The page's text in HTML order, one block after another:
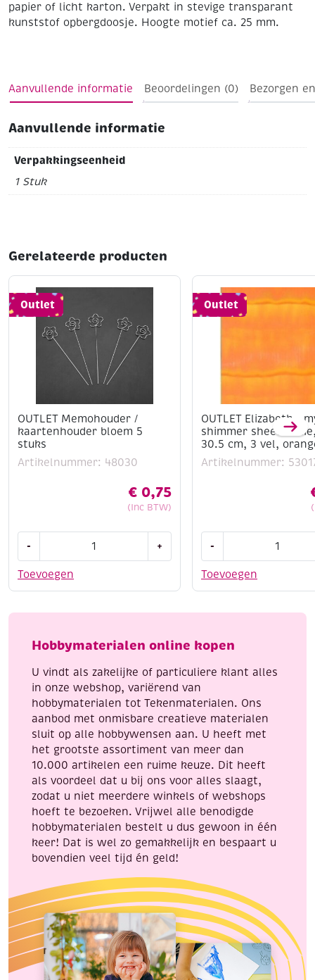
papier of licht karton. Verpakt in stevige transparant
kunststof opbergdoosje. Hoogte motief ca. 25 mm.
Aanvullende informatie Beoordelingen (0) Bezorgen
Aanvullende informatie
Verpakkingseenheid
1 Stuk
Gerelateerde producten
Outlet
OUTLET Memohouder /
kaartenhouder bloem 5
stuks
Artikelnummer: 48030
€ 0,75
(Inc BTW)
Toevoegen
-
/
5
aantal
+
Outlet
OUTLET Elizabeth –
shimmer sheetz
30.5 cm, 3 vel,
Artikelnummer:
Toevoegen
-
-
sheetz
12.5
30.5
3
vel,
orange
iris
aantal
Hobbymaterialen online kopen
U vindt als zakelijke of particuliere klant alles
in onze webshop, variërend van
hobbymaterialen tot Tekenmaterialen. Ons
aanbod met onmisbare creatieve materialen
sluit op alle hobbywensen aan. U heeft met
het grootste assortiment van meer dan
10.000 artikelen een ruime keuze. Dit heeft
als voordeel dat u bij ons voor alles slaagt,
zodat u niet meerdere winkels of webshops
hoeft te bezoeken. Vrijwel alle benodigde
hobbymaterialen bestelt u dus gewoon in één
keer! Dat is wel zo gemakkelijk en bespaart u
bovendien veel tijd én geld!